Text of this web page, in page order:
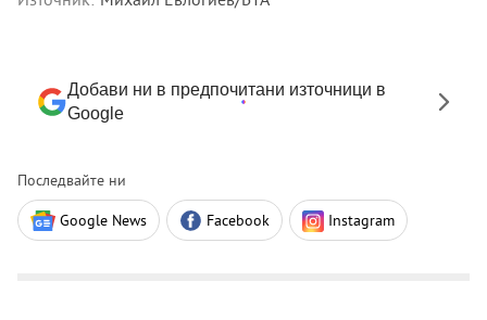
Добави ни в предпочитани източници в
Google
Последвайте ни
Google News Facebook Instagram